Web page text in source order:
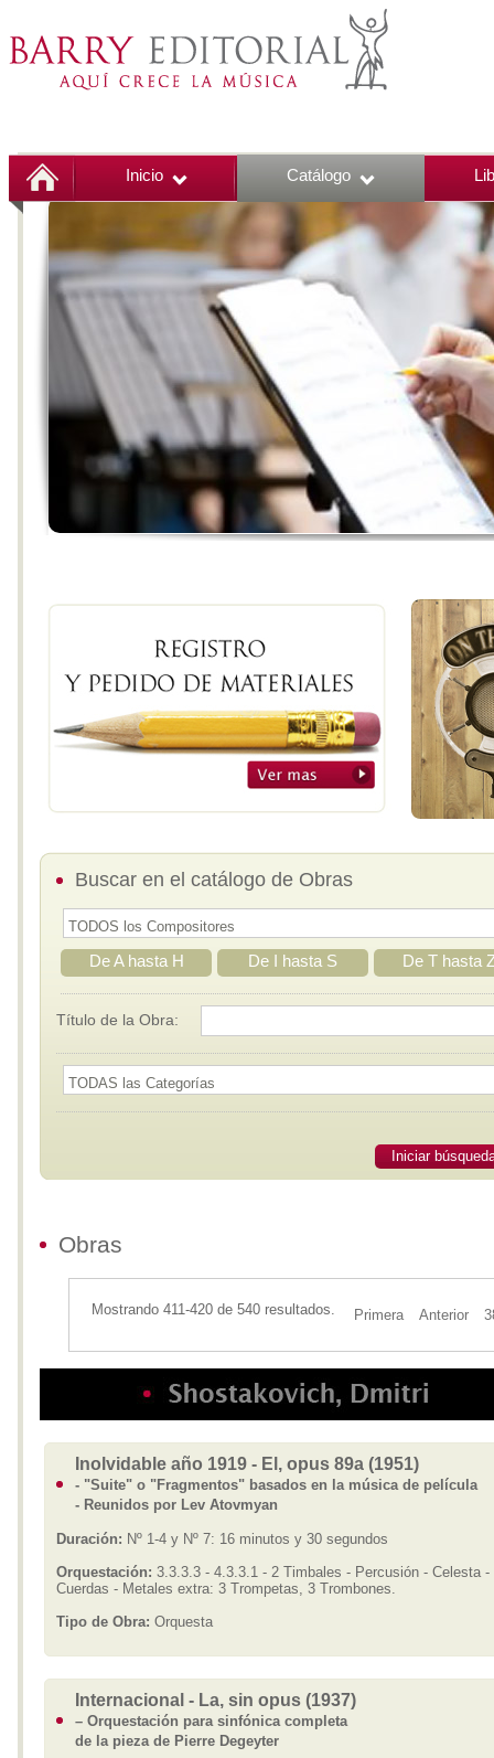
Inicio Catálogo
Buscar en el catálogo de Obras
De A hasta H De I hasta S De T hasta
Título de la Obra:
Iniciar
Obras
Mostrando 411-420 de 540 resultados. Primera Anterior
Inolvidable año 1919 - El, opus 89a (1951)
- "Suite" o "Fragmentos" basados en la música de película
- Reunidos por Lev Atovmyan
Duración: Nº 1-4 y Nº 7: 16 minutos y 30 segundos
Orquestación: 3.3.3.3 - 4.3.3.1 - 2 Timbales - Percusión - Celesta -
Cuerdas - Metales extra: 3 Trompetas, 3 Trombones.
Tipo de Obra: Orquesta
Internacional - La, sin opus (1937)
– Orquestación para sinfónica completa
de la pieza de Pierre Degeyter